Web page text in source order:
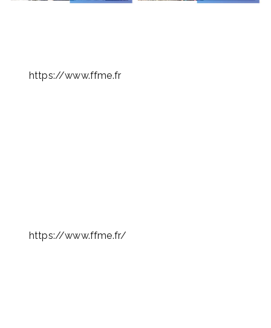
https://www.ffme.fr
https://www.ffme.fr/